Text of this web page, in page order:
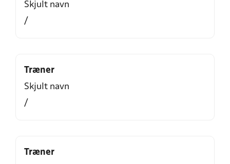
Skjult navn
/
Træner
Skjult navn
/
Træner